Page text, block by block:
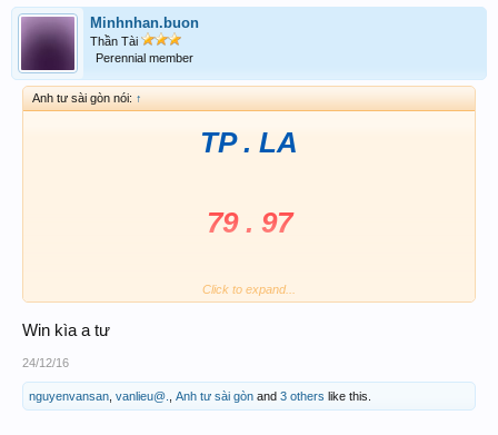
Minhnhan.buon
Thần Tài
Perennial member
Anh tư sài gòn nói: ↑
TP . LA
79 . 97
View attachment 81390
View attachment 81389
Click to expand...
Win kìa a tư
24/12/16
nguyenvansan vanlieu@. Anh tư sài gòn and 3 others like this.